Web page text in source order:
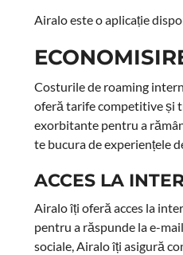
Airalo este o aplicație
Costurile de roaming
oferă tarife competitive și
exorbitante pentru a
te bucura de experiențele
ACCES LA
Airalo îți oferă acces la
pentru a răspunde la e-
sociale, Airalo îți asigură